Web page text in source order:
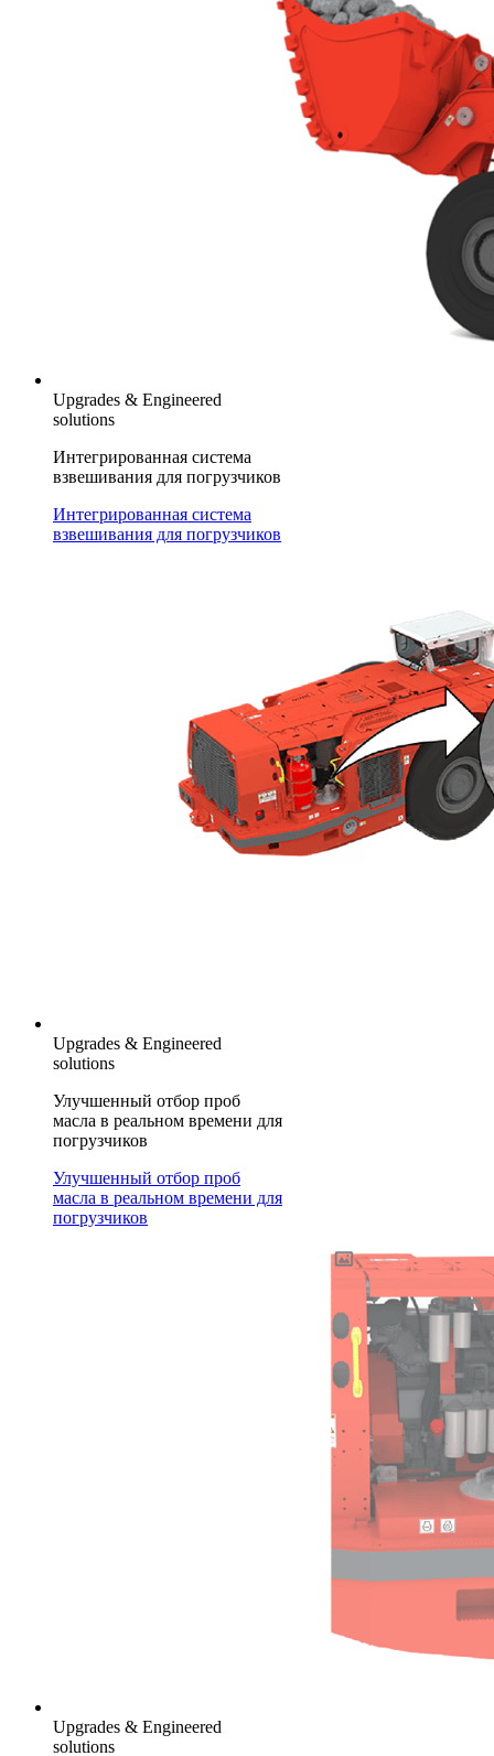
Upgrades & Engineered
solutions
Интегрированная система
взвешивания для погрузчиков
Интегрированная система
взвешивания для погрузчиков
Upgrades & Engineered
solutions
Улучшенный отбор проб
масла в реальном времени для
погрузчиков
Улучшенный отбор проб
масла в реальном времени для
погрузчиков
Upgrades & Engineered
solutions